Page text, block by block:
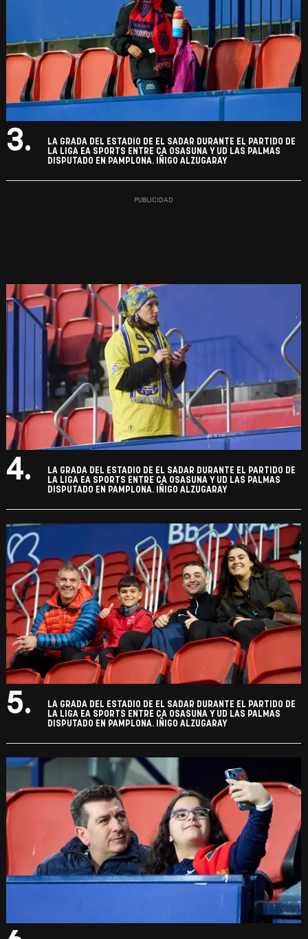
3.
LA GRADA DEL ESTADIO DE EL SADAR DURANTE EL PARTIDO DE
LA LIGA EA SPORTS ENTRE CA OSASUNA Y UD LAS PALMAS
DISPUTADO EN PAMPLONA. IÑIGO ALZUGARAY
4.
LA GRADA DEL ESTADIO DE EL SADAR DURANTE EL PARTIDO DE
LA LIGA EA SPORTS ENTRE CA OSASUNA Y UD LAS PALMAS
DISPUTADO EN PAMPLONA. IÑIGO ALZUGARAY
5.
LA GRADA DEL ESTADIO DE EL SADAR DURANTE EL PARTIDO DE
LA LIGA EA SPORTS ENTRE CA OSASUNA Y UD LAS PALMAS
DISPUTADO EN PAMPLONA. IÑIGO ALZUGARAY